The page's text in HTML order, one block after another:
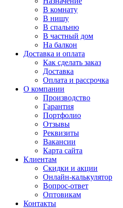
В комнату
В нишу
В спальню
В частный дом
На балкон
Доставка и оплата
Как сделать заказ
Доставка
Оплата и рассрочка
О компании
Производство
Гарантия
Портфолио
Отзывы
Реквизиты
Вакансии
Карта сайта
Клиентам
Скидки и акции
Онлайн-калькулятор
Вопрос-ответ
Оптовикам
Контакты